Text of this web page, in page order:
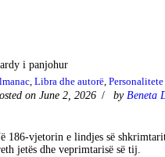
i panjohur
, Libra dhe autorë,
on June 2, 2026 by Beneta
186-vjetorin e lindjes së
jetës dhe veprimtarisë së tij.